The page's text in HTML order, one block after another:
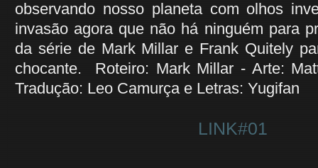
observando nosso planeta com olhos
invasão agora que não há ninguém para
da série de Mark Millar e Frank Quitely
chocante. Roteiro: Mark Millar - Arte:
Tradução: Leo Camurça e Letras: Yugifan
LINK#01